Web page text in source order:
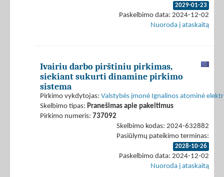
2029-01-23
Paskelbimo data: 2024-12-02
Nuoroda į ataskaitą
Ivairiu darbo pirštiniu pirkimas,
siekiant sukurti dinamine pirkimo
sistema
Pirkimo vykdytojas: Valstybės įmonė Ignalinos atominė
Skelbimo tipas: Pranešimas apie pakeitimus
Pirkimo numeris: 737092
Skelbimo kodas: 2024-632882
Pasiūlymų pateikimo terminas:
2028-10-26
Paskelbimo data: 2024-12-02
Nuoroda į ataskaitą